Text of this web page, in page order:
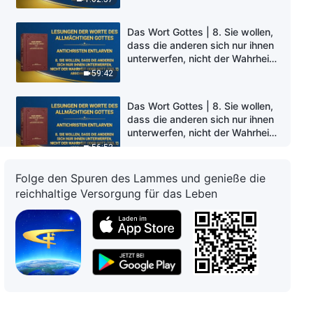
59:42
Das Wort Gottes | 8. Sie wollen,
dass die anderen sich nur ihnen
unterwerfen, nicht der Wahrheit
56:53
Das Wort Gottes | 8. Sie wollen,
dass die anderen sich nur ihnen
unterwerfen, nicht der Wahrheit
50:23
Das Wort Gottes | 8. Sie wollen,
dass die anderen sich nur ihnen
oder Gott (Teil 3) (Abschnitt
Eins)
Das Wort Gottes | 8. Sie wollen,
dass die anderen sich nur ihnen
Folge den Spuren des Lammes und genieße die
reichhaltige Versorgung für das Leben